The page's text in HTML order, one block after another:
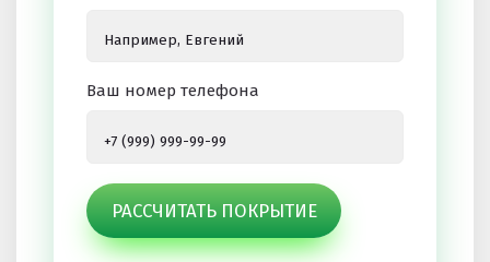
Ваш номер телефона
РАССЧИТАТЬ ПОКРЫТИЕ